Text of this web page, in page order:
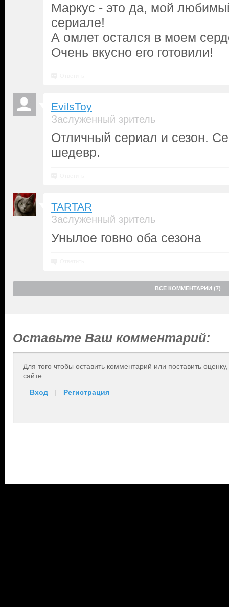
Маркус - это да, мой
сериале!
А омлет остался в моем
Очень вкусно его готовили!
EvilsToy
Заслуженный зритель
Отличный сериал и сезон.
шедевр.
TARTAR
Заслуженный зритель
Унылое говно оба сезона
ВСЕ КОММЕНТАРИИ (7)
Оставьте Ваш комментарий:
Для того чтобы оставить комментарий или поставить
сайте.
Вход | Регистрация